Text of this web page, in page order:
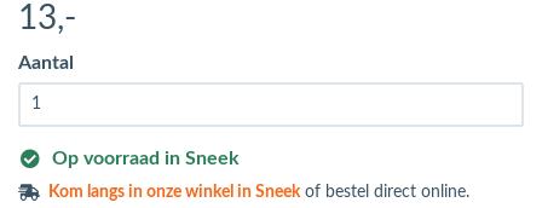
13,-
Aantal
Op voorraad in Sneek
Kom langs inonze winkel in Sneekof bestel direct online.